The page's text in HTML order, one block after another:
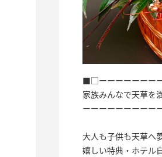
■□ーーーーーーー
家族みんなで天草を
ーーーーーーーー
大人も子供も天草へ
嬉しい特典・ホテル